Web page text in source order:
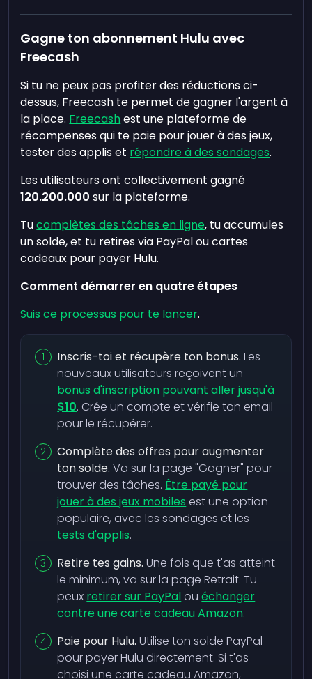
Gagne ton abonnement Hulu avec
Freecash
Si tu ne peux pas profiter des réductions ci-
dessus, Freecash te permet de gagner l'argent à
la place. Freecashest une plateforme de
récompenses qui te paie pour jouer à des jeux,
tester des applis et répondre à des sondages.
Les utilisateurs ont collectivement gagné
120.200.000 sur la plateforme.
Tucomplètes des tâches en ligne, tu accumules
un solde, et tu retires via PayPal ou cartes
cadeaux pour payer Hulu.
Comment démarrer en quatre étapes
Suis ce processus pour te lancer.
Inscris-toi et récupère ton bonus. Les
nouveaux utilisateurs reçoivent un
bonus d'inscription pouvant aller jusqu'à
$10. Crée un compte et vérifie ton email
pour le récupérer.
Complète des offres pour augmenter
ton solde. Va sur la page "Gagner" pour
trouver des tâches. Être payé pour
jouer à des jeux mobiles est une option
populaire, avec les sondages et les
tests d'applis.
Retire tes gains. Une fois que t'as atteint
le minimum, va sur la page Retrait. Tu
peux retirer sur PayPalouéchanger
contre une carte cadeau Amazon.
Paie pour Hulu. Utilise ton solde PayPal
pour payer Hulu directement. Si t'as
choisi une carte cadeau Amazon,